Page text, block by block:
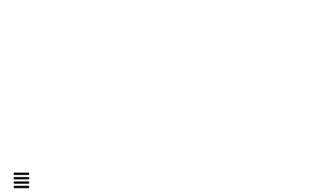
Menü